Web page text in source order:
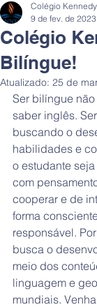
Colégio
Bilíngue!
Colégio Kennedy
9 de fev. de 2023
Atualizado: 25 de
Ser bilíngue
saber inglês.
buscando o
habilidades e
o estudante
com
cooperar e de
forma
responsável.
busca o
meio dos
linguagem e
mundiais.